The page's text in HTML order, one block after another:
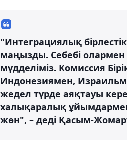
"Интеграциялық
маңызды. Себебі
мүдделіміз. Комиссия
Индонезиямен,
жедел түрде аяқтауы
халықаралық ұйымдармен
жөн", – деді Қасым-